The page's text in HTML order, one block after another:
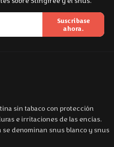
Suscríbase
ahora.
sin tabaco con protección
e irritaciones de las encías.
denominan snus blanco y snus